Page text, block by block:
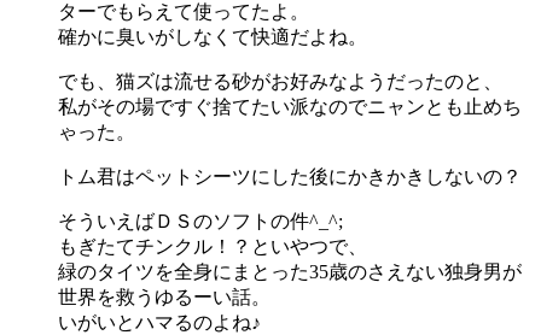
ターでもらえて使ってたよ。
確かに臭いがしなくて快適だよね。
でも、猫ズは流せる砂がお好みなようだったのと、
私がその場ですぐ捨てたい派なのでニャンとも止めち
ゃった。
トム君はペットシーツにした後にかきかきしないの？
そういえばＤＳのソフトの件^_^;
もぎたてチンクル！？といやつで、
緑のタイツを全身にまとった35歳のさえない独身男が
世界を救うゆるーい話。
いがいとハマるのよね♪